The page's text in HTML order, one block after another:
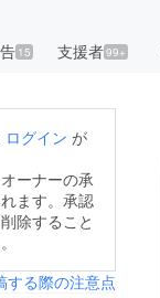
15 支援者99+
ログイン が
ーナーの承
ます。承認
除すること
する際の注意点